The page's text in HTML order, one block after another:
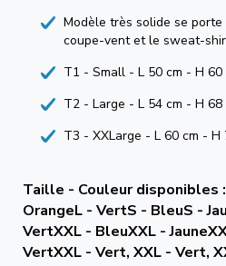
Modèle très solide se porte
coupe-vent et le sweat-
T1 - Small - L 50 cm - H 60
T2 - Large - L 54 cm - H 68
T3 - XXLarge - L 60 cm - H
Taille - Couleur disponibles
OrangeL - VertS - BleuS -
VertXXL - BleuXXL -
VertXXL - Vert, XXL - Vert,